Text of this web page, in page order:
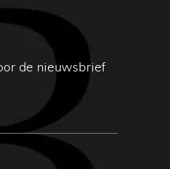
de nieuwsbrief